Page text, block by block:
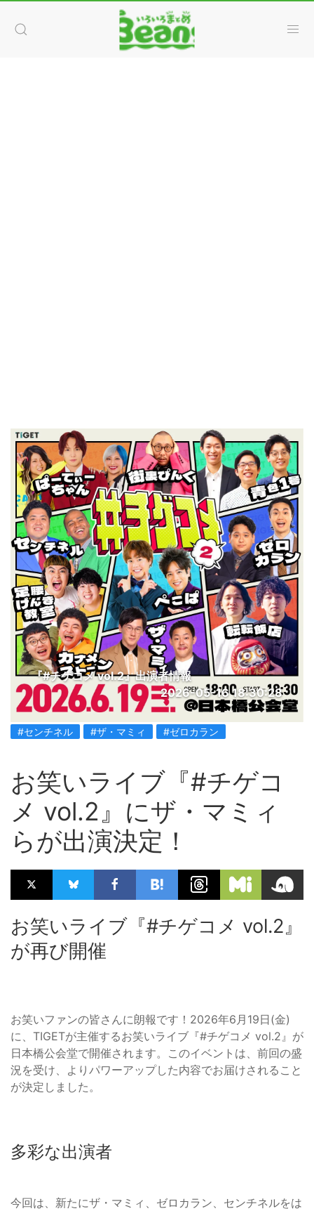
『#チゲコメ vol.2』出演者情報
2026-05-16 18:30:28
#センチネル #ザ・マミィ #ゼロカラン
お笑いライブ『#チゲコ
メ vol.2』にザ・マミィ
らが出演決定！
お笑いライブ『#チゲコメ vol.2』
が再び開催
お笑いファンの皆さんに朗報です！2026年6月19日(金)
に、TIGETが主催するお笑いライブ『#チゲコメ vol.2』が
日本橋公会堂で開催されます。このイベントは、前回の盛
況を受け、よりパワーアップした内容でお届けされること
が決定しました。
多彩な出演者
今回は、新たにザ・マミィ、ゼロカラン、センチネルをは